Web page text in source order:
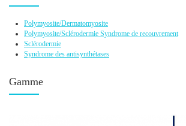
Polymyosite/Dermatomyosite
Polymyosite/Sclérodermie Syndrome de recouvrement
Sclérodermie
Syndrome des antisynthétases
Gamme